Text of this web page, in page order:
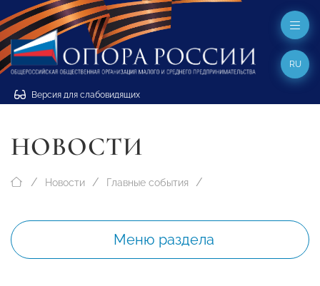
Версия для слабовидящих
RU
НОВОСТИ
Новости Главные события
Меню раздела